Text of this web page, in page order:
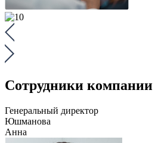
Сотрудники компании
Генеральный директор
Юшманова
Анна